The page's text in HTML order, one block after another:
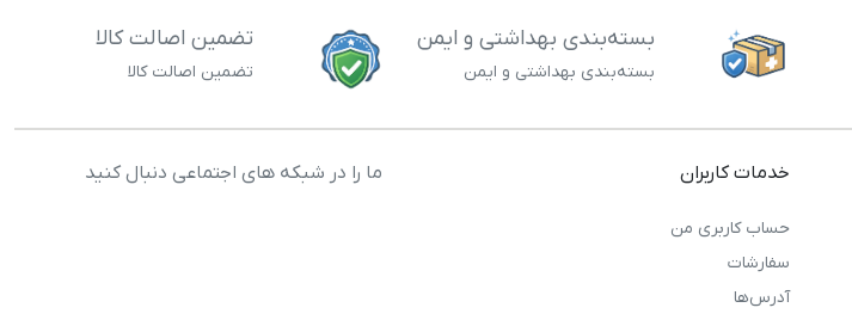
بسته‌بندی بهداشتی و ایمن
بسته‌بندی بهداشتی و ایمن
تضمین اصالت کالا
تضمین اصالت کالا
خدمات کاربران
حساب کاربری من
سفارشات
آدرس‌ها
ما را در شبکه های اجتماعی دنبال کنید